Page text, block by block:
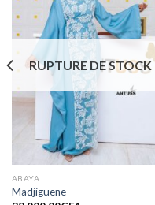
Ajouter
à la liste
de
RUPTURE DE STOCK
ABAYA
Madjiguene